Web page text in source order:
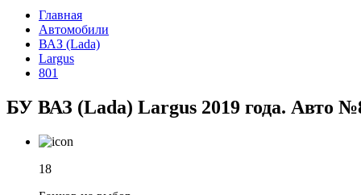
Главная
Автомобили
ВАЗ (Lada)
Largus
801
БУ ВАЗ (Lada) Largus 2019 года. Авто
18